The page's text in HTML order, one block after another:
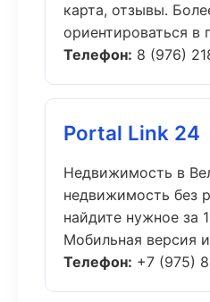
карта, отзывы.
ориентироваться в
Телефон: 8 (976)
Portal Link 24
Недвижимость в
недвижимость без
найдите нужное за
Мобильная версия
Телефон: +7 (975)